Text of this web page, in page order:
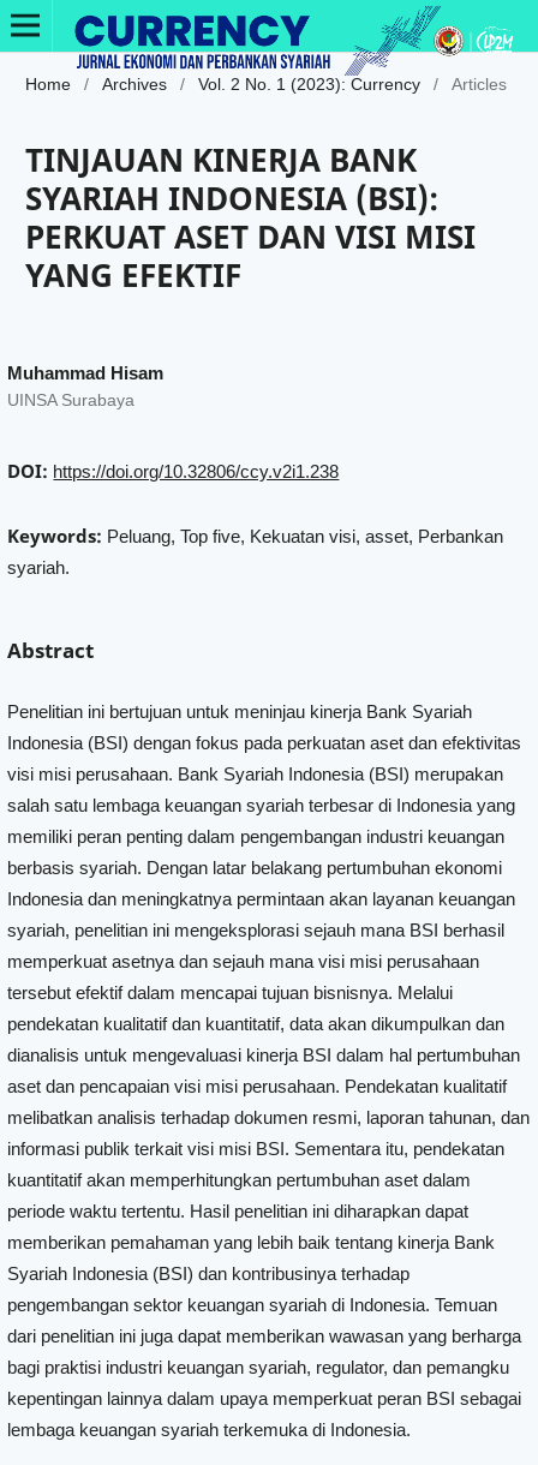
Home / Archives / Vol. 2 No. 1 (2023): Currency / Articles
TINJAUAN KINERJA BANK
SYARIAH INDONESIA (BSI):
PERKUAT ASET DAN VISI MISI
YANG EFEKTIF
Muhammad Hisam
UINSA Surabaya
DOI: https://doi.org/10.32806/ccy.v2i1.238
Keywords: Peluang, Top five, Kekuatan visi, asset, Perbankan
syariah.
Abstract
Penelitian ini bertujuan untuk meninjau kinerja Bank Syariah
Indonesia (BSI) dengan fokus pada perkuatan aset dan efektivitas
visi misi perusahaan. Bank Syariah Indonesia (BSI) merupakan
salah satu lembaga keuangan syariah terbesar di Indonesia yang
memiliki peran penting dalam pengembangan industri keuangan
berbasis syariah. Dengan latar belakang pertumbuhan ekonomi
Indonesia dan meningkatnya permintaan akan layanan keuangan
syariah, penelitian ini mengeksplorasi sejauh mana BSI berhasil
memperkuat asetnya dan sejauh mana visi misi perusahaan
tersebut efektif dalam mencapai tujuan bisnisnya. Melalui
pendekatan kualitatif dan kuantitatif, data akan dikumpulkan dan
dianalisis untuk mengevaluasi kinerja BSI dalam hal pertumbuhan
aset dan pencapaian visi misi perusahaan. Pendekatan kualitatif
melibatkan analisis terhadap dokumen resmi, laporan tahunan, dan
informasi publik terkait visi misi BSI. Sementara itu, pendekatan
kuantitatif akan memperhitungkan pertumbuhan aset dalam
periode waktu tertentu. Hasil penelitian ini diharapkan dapat
memberikan pemahaman yang lebih baik tentang kinerja Bank
Syariah Indonesia (BSI) dan kontribusinya terhadap
pengembangan sektor keuangan syariah di Indonesia. Temuan
dari penelitian ini juga dapat memberikan wawasan yang berharga
bagi praktisi industri keuangan syariah, regulator, dan pemangku
kepentingan lainnya dalam upaya memperkuat peran BSI sebagai
lembaga keuangan syariah terkemuka di Indonesia.